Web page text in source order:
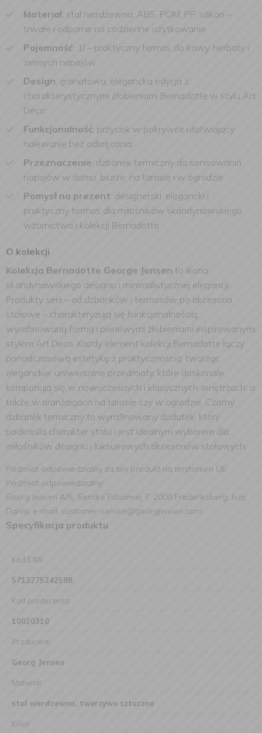
Materiał: stal nierdzewna, ABS, POM, PP, silikon –
trwałe i odporne na codzienne użytkowanie
Pojemność: 1l – praktyczny termos do kawy, herbaty i
zimnych napojów
Design: granatowa, elegancka edycja z
charakterystycznymi żłobieniami Bernadotte w stylu Art
Deco
Funkcjonalność: przycisk w pokrywce ułatwiający
nalewanie bez odkręcania
Przeznaczenie: dzbanek termiczny do serwowania
napojów w domu, biurze, na tarasie i w ogrodzie
Pomysł na prezent: designerski, elegancki i
praktyczny termos dla miłośników skandynawskiego
wzornictwa i kolekcji Bernadotte
O kolekcji
Kolekcja Bernadotte George Jensen to ikona
skandynawskiego designu i minimalistycznej elegancji.
Produkty serii – od dzbanków i termosów po akcesoria
stołowe – charakteryzują się funkcjonalnością,
wyrafinowaną formą i pionowymi żłobieniami inspirowanymi
stylem Art Deco. Każdy element kolekcji Bernadotte łączy
ponadczasową estetykę z praktycznością, tworząc
eleganckie, uniwersalne przedmioty, które doskonale
komponują się w nowoczesnych i klasycznych wnętrzach, a
także w aranżacjach na tarasie czy w ogrodzie. Czarny
dzbanek termiczny to wyrafinowany dodatek, który
podkreśla charakter stołu i jest idealnym wyborem dla
miłośników designu i luksusowych akcesoriów stołowych.
Podmiot odpowiedzialny za ten produkt na terytorium UE:
Podmiot odpowiedzialny:
Georg Jensen A/S, Søndre Fasanvej 7, 2000 Frederiksberg, kraj:
Dania, e-mail: customer-service@georgjensen.com
Specyfikacja produktu
Kod EAN
5713275242598
Kod producenta
10020310
Producent
Georg Jensen
Materiał
stal nierdzewna, tworzywo sztuczne
Kolor